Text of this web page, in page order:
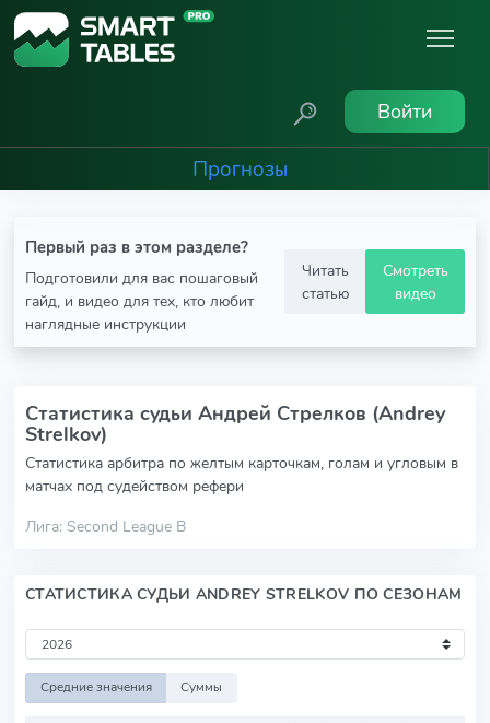
Войти
Прогнозы
Первый раз в этом разделе?
Подготовили для вас пошаговый
гайд, и видео для тех, кто любит
наглядные инструкции
Читать
статью
Смотреть
видео
Статистика судьи Андрей Стрелков (Andrey
Strelkov)
Статистика арбитра по желтым карточкам, голам и угловым в
матчах под судейством рефери
Лига: Second League B
СТАТИСТИКА СУДЬИ ANDREY STRELKOV ПО СЕЗОНАМ
Средние значения Суммы